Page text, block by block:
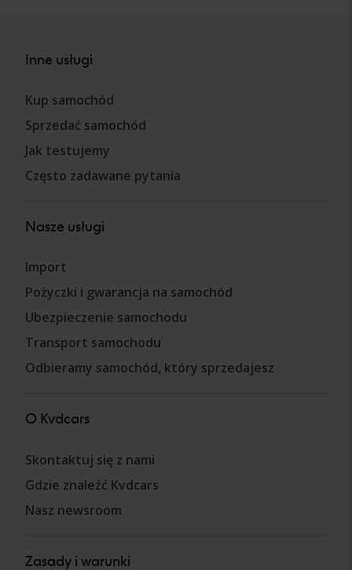
Inne usługi
Kup samochód
Sprzedać samochód
Jak testujemy
Często zadawane pytania
Nasze usługi
Import
Pożyczki i gwarancja na samochód
Ubezpieczenie samochodu
Transport samochodu
Odbieramy samochód, który sprzedajesz
O Kvdcars
Skontaktuj się z nami
Gdzie znaleźć Kvdcars
Nasz newsroom
Zasady i warunki